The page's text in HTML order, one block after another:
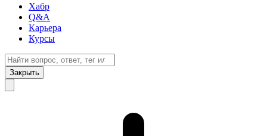
Хабр
Q&A
Карьера
Курсы
Закрыть